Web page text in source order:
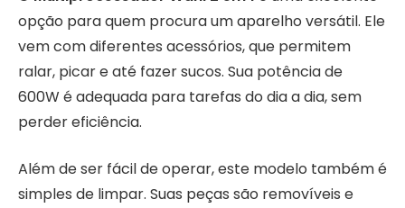
opção para quem procura um aparelho versátil. Ele
vem com diferentes acessórios, que permitem
ralar, picar e até fazer sucos. Sua potência de
600W é adequada para tarefas do dia a dia, sem
perder eficiência.
Além de ser fácil de operar, este modelo também é
simples de limpar. Suas peças são removíveis e